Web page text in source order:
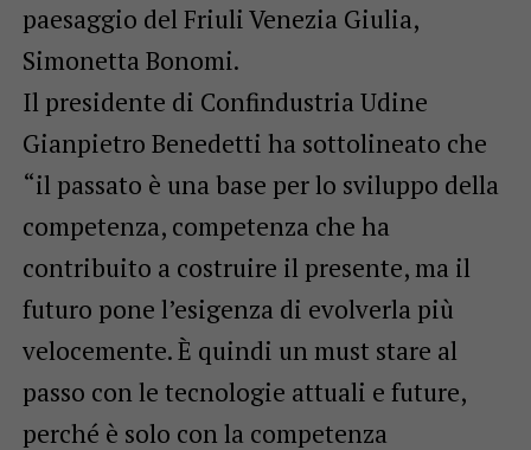
paesaggio del Friuli Venezia Giulia,
Simonetta Bonomi.
Il presidente di Confindustria Udine
Gianpietro Benedetti ha sottolineato che
“il passato è una base per lo sviluppo della
competenza, competenza che ha
contribuito a costruire il presente, ma il
futuro pone l’esigenza di evolverla più
velocemente. È quindi un must stare al
passo con le tecnologie attuali e future,
perché è solo con la competenza